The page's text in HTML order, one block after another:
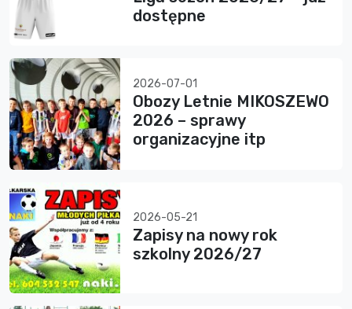
dostępne
2026-07-01
Obozy Letnie MIKOSZEWO
2026 – sprawy
organizacyjne itp
2026-05-21
Zapisy na nowy rok
szkolny 2026/27